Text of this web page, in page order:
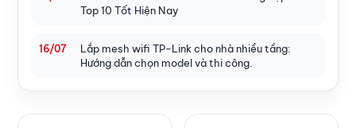
Top 10 Tốt Hiện Nay
16/07
Lắp mesh wifi TP-Link cho nhà nhiều tầng:
Hướng dẫn chọn model và thi công.